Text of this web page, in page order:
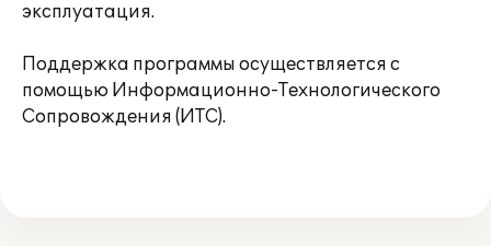
эксплуатация.
Поддержка программы осуществляется с
помощью Информационно-Технологического
Сопровождения (ИТС).